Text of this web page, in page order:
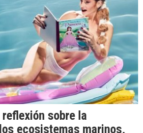
reflexión sobre la
ecosistemas marinos,